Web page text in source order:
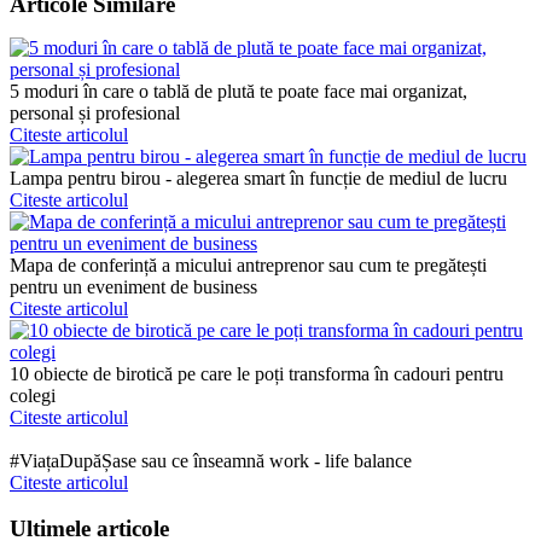
5 moduri în care o tablă de plută te poate face mai organizat,
personal și profesional
Citeste articolul
Lampa pentru birou - alegerea smart în funcție de mediul de lucru
Citeste articolul
Mapa de conferință a micului antreprenor sau cum te pregătești
pentru un eveniment de business
Citeste articolul
10 obiecte de birotică pe care le poți transforma în cadouri pentru
colegi
Citeste articolul
#ViațaDupăȘase sau ce înseamnă work - life balance
Citeste articolul
Ultimele articole